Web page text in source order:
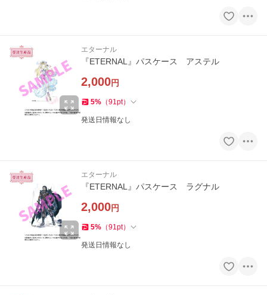
エターナル
『ETERNAL』パスケース アステル
2,000円
5% （91pt）
発送日情報なし
エターナル
『ETERNAL』パスケース ラグナル
2,000円
5% （91pt）
発送日情報なし